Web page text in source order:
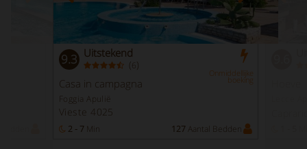
9.3 Uitstekend
( )
Onmiddellijke
boeking
Casa in campagna
Foggia Apulië
Vieste 4025
2 - 7 Min 127 Aantal Bedden